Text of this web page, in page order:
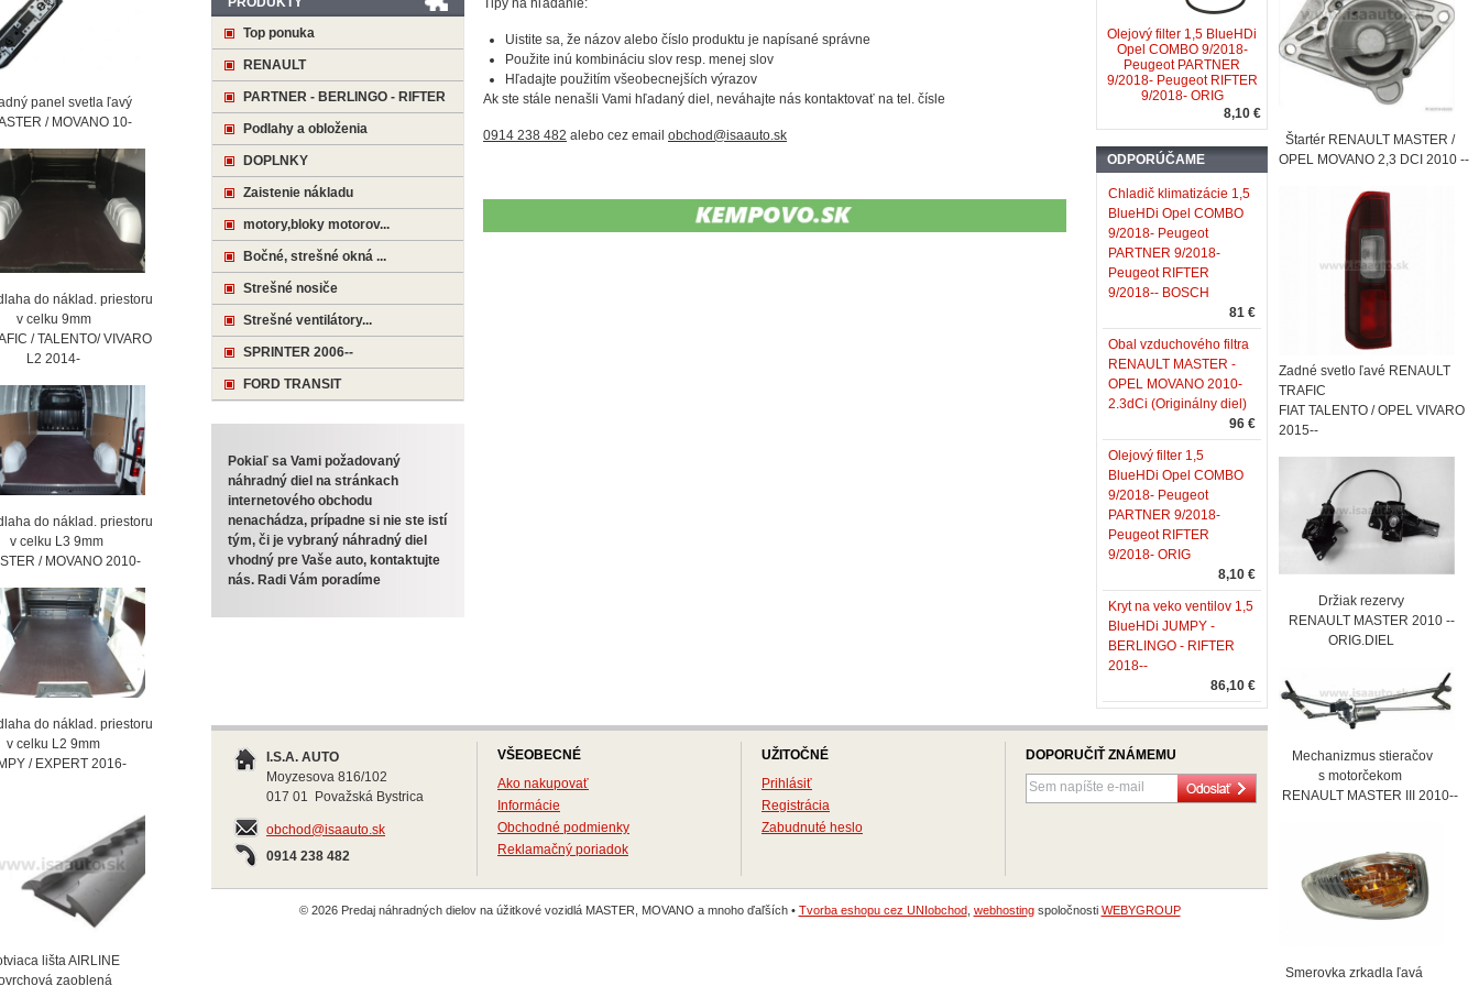
Tipy na hľadanie:
Uistite sa, že názov alebo číslo produktu je napísané správne
Použite inú kombináciu slov resp. menej slov
Hľadajte použitím všeobecnejších výrazov
Ak ste stále nenašli Vami hľadaný diel, neváhajte nás kontaktovať na tel. čísle
0914 238 482 alebo cez email obchod@isaauto.sk
Olejový filter 1,5 BlueHDi
Opel COMBO 9/2018-
Peugeot PARTNER
9/2018- Peugeot RIFTER
9/2018- ORIG
8,10 €
ODPORÚČAME
Chladič klimatizácie 1,5
BlueHDi Opel COMBO
9/2018- Peugeot
PARTNER 9/2018-
Peugeot RIFTER
9/2018-- BOSCH
81 €
Obal vzduchového filtra
RENAULT MASTER -
OPEL MOVANO 2010-
2.3dCi (Originálny diel)
96 €
Olejový filter 1,5
BlueHDi Opel COMBO
9/2018- Peugeot
PARTNER 9/2018-
Peugeot RIFTER
9/2018- ORIG
8,10 €
Kryt na veko ventilov 1,5
BlueHDi JUMPY -
BERLINGO - RIFTER
2018--
86,10 €
Top ponuka
RENAULT
PARTNER - BERLINGO - RIFTER
Podlahy a obloženia
DOPLNKY
Zaistenie nákladu
motory,bloky motorov...
Bočné, strešné okná ...
Strešné nosiče
Strešné ventilátory...
SPRINTER 2006--
FORD TRANSIT
Pokiaľ sa Vami požadovaný
náhradný diel na stránkach
internetového obchodu
nenachádza, prípadne si nie ste istí
tým, či je vybraný náhradný diel
vhodný pre Vaše auto, kontaktujte
nás. Radi Vám poradíme
I.S.A. AUTO
Moyzesova 816/102
017 01 Považská Bystrica
obchod@isaauto.sk
0914 238 482
VŠEOBECNÉ
Ako nakupovať
Informácie
Obchodné podmienky
Reklamačný poriadok
UŽITOČNÉ
Prihlásiť
Registrácia
Zabudnuté heslo
DOPORUČIŤ ZNÁMEMU
© 2026 Predaj náhradných dielov na úžitkové vozidlá MASTER, MOVANO a mnoho ďaľších • Tvorba eshopu cez UNIobchod, webhostingspoločnosti WEBYGROUP
panel svetla ľavý
/ MOVANO 10-
do náklad. priestoru
9mm
/ TALENTO/ VIVARO
2014-
do náklad. priestoru
L3 9mm
/ MOVANO 2010-
do náklad. priestoru
L2 9mm
/ EXPERT 2016-
lišta AIRLINE
zaoblená
Štartér RENAULT MASTER /
OPEL MOVANO 2,3 DCI 2010 --
Zadné svetlo ľavé RENAULT
TRAFIC
FIAT TALENTO / OPEL VIVARO
2015--
Držiak rezervy
RENAULT MASTER 2010 --
ORIG.DIEL
Mechanizmus stieračov
s motorčekom
RENAULT MASTER III 2010--
Smerovka zrkadla ľavá